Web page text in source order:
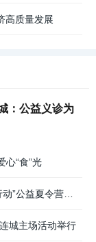
高质量发展
：公益义诊为
心“食”光
【大爱龙岩·福莲冠豸】2026年连城县“福蕾行动”公益夏令营开营
城主场活动举行